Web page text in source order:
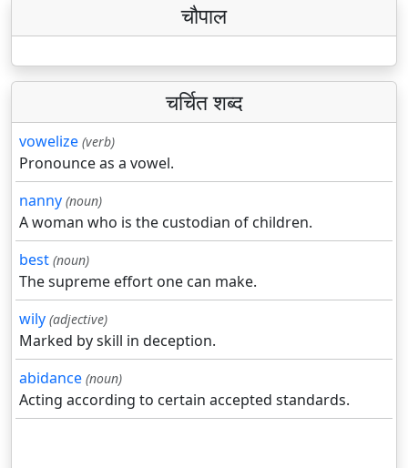
चौपाल
चर्चित शब्द
vowelize (verb)
Pronounce as a vowel.
nanny (noun)
A woman who is the custodian of children.
best (noun)
The supreme effort one can make.
wily (adjective)
Marked by skill in deception.
abidance (noun)
Acting according to certain accepted standards.